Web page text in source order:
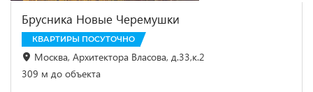
Брусника Новые Черемушки
КВАРТИРЫ ПОСУТОЧНО
Москва, Архитектора Власова, д.33,к.2
309 м до объекта